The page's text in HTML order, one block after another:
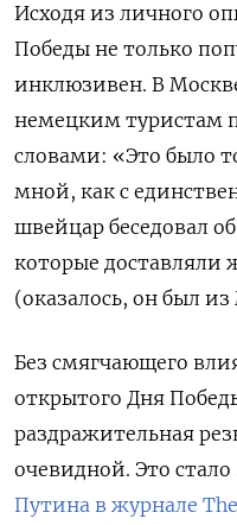
Исходя из личного
Победы не только
инклюзивен. В
немецким туристам
словами: «Это было
мной, как с
швейцар беседовал
которые доставляли
(оказалось, он был
Без смягчающего
открытого Дня
раздражительная
очевидной. Это
Путина в журнале